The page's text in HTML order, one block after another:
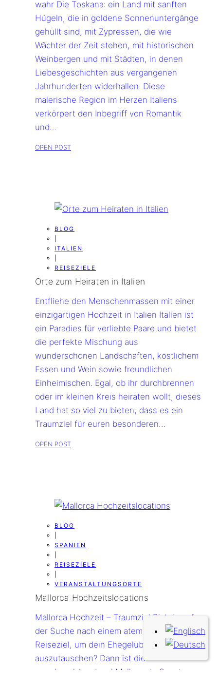
wahr Die Toskana: ein Land mit sanften
Hügeln, die in goldene Sonnenuntergänge
gehüllt sind, mit Zypressen, die wie
Wächter der Zeit stehen, mit historischen
Weinbergen und mit Städten, in denen
Liebesgeschichten aus vergangenen
Jahrhunderten widerhallen. Diese
malerische Region im Herzen Italiens
verkörpert den Inbegriff von Romantik
und…
OPEN POST
BLOG
ITALIEN
REISEZIELE
Orte zum Heiraten in Italien
Entfliehe den Menschenmassen mit einer
einzigartigen Hochzeit in Italien Italien ist
ein Paradies für verliebte Paare und bietet
die perfekte Mischung aus
wunderschönen Landschaften, köstlichem
Essen und Wein sowie freundlichen
Einheimischen. Egal, ob ihr durchbrennen
oder im kleinen Kreis heiraten wollt, dieses
Land hat so viel zu bieten, dass es ein
Traumziel für euren besonderen…
OPEN POST
BLOG
SPANIEN
REISEZIELE
VERANSTALTUNGSORTE
Mallorca Hochzeitslocations
Mallorca Hochzeit – Traumziel Bist du auf
der Suche nach einem atemberaubenden
Reiseziel, um dein Ehegelübde
auszutauschen? Dann ist die
wunderschöne Insel Mallorca in Spanien